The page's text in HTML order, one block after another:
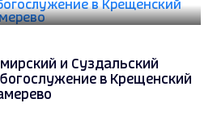
и Суздальский
в Крещенский